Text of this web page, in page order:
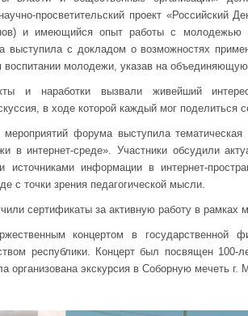
просветительский проект «Российский
и имеющийся опыт работы с молодежью
выступила с докладом о возможностях
воспитании молодежи, указав на
и наработки вызвали живейший
в ходе которой каждый мог поделиться
форума выступила тематическая
в интернет-среде». Участники обсудили
источниками информации в интернет-
с точки зрения педагогической мысли.
сертификаты за активную работу в рамках
концертом в государственной
республики. Концерт был посвящен 100-
организована экскурсия в Соборную мечеть г.